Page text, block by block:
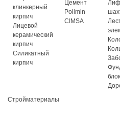
клинкерный
кирпич
Лицевой
керамический
кирпич
Силикатный
кирпич
Цемент
Polimin
CIMSA
Стройматериалы